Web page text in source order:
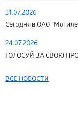
31.07.2026
Сегодня в ОАО
24.07.2026
ГОЛОСУЙ ЗА СВОЮ
ВСЕ НОВОСТИ